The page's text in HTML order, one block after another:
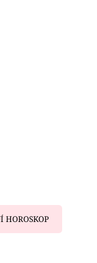
HOROSKOP